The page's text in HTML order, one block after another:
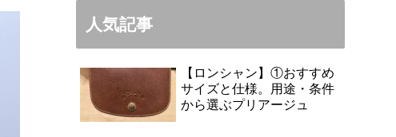
人気記事
【ロンシャン】①おすすめ
サイズと仕様。用途・条件
から選ぶプリアージュ